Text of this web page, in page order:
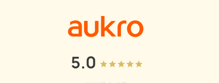
5.0 grade grade grade grade grade